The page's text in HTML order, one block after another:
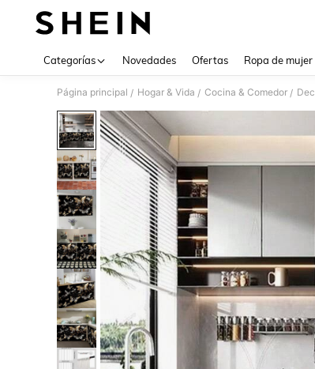
Categorías Novedades Ofertas Ropa de mujer
Página principal / Hogar & Vida / Cocina & Comedor /